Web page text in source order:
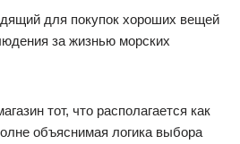
для покупок хороших вещей
за жизнью морских
тот, что располагается как
объяснимая логика выбора